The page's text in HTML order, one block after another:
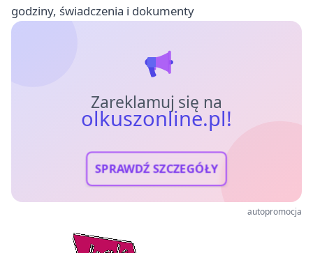
godziny, świadczenia i dokumenty
Zareklamuj się na
olkuszonline.pl!
SPRAWDŹ SZCZEGÓŁY
autopromocja